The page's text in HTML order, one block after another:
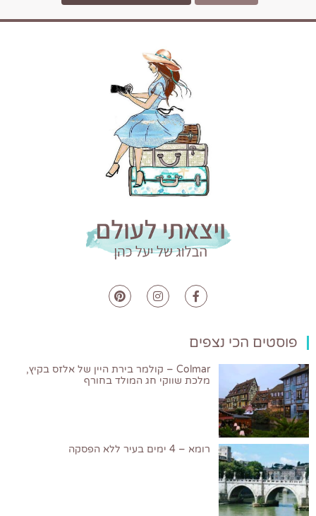
פוסטים הכי נצפים
Colmar – קולמר בירת היין של אלזס בקיץ,
מלכת שווקי חג המולד בחורף
רומא – 4 ימים בעיר ללא הפסקה